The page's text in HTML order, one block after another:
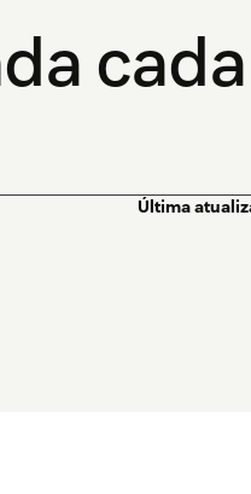
Última